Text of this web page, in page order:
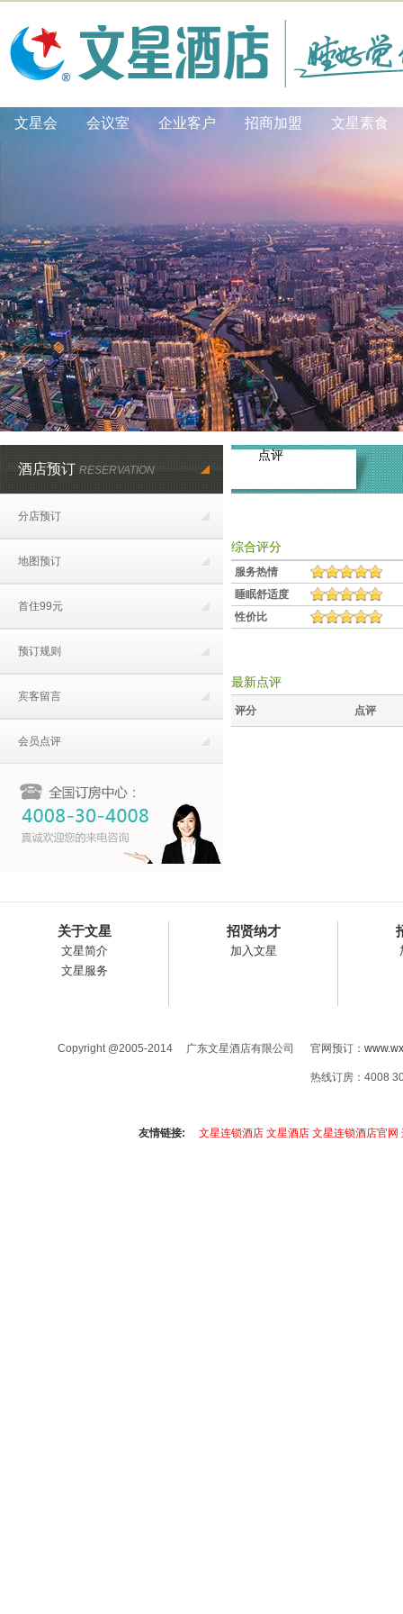
文星会 会议室 企业客户 招商加盟 文星素食
酒店预订RESERVATION
分店预订
地图预订
首住99元
预订规则
宾客留言
会员点评
点评
综合评分
服务热情
睡眠舒适度
性价比
最新点评
评分 点评
关于文星
文星简介
文星服务
招贤纳才
加入文星
Copyright @2005-2014 广东文星酒店有限公司 官网预订：
热线订房：4008
友情链接: 文星连锁酒店 文星酒店 文星连锁酒店官网